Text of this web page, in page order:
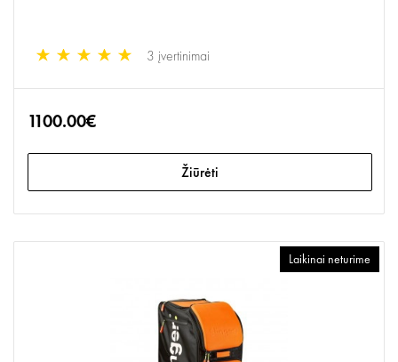
3 įvertinimai
1100.00€
Žiūrėti
Laikinai neturime